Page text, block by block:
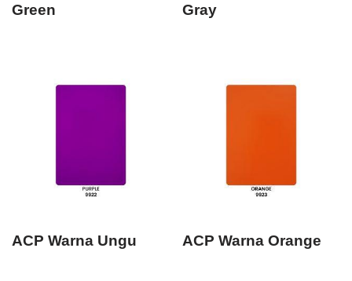
Green
Gray
ACP Warna Ungu ACP Warna Orange